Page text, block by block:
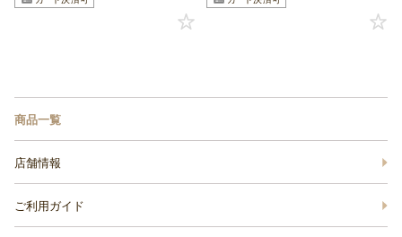
商品一覧
店舗情報
ご利用ガイド